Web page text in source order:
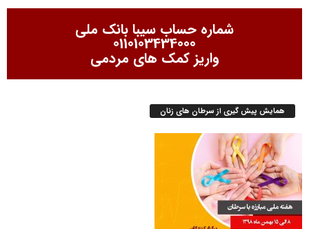
شماره حساب سیبا بانک ملی
0110103434000
واریز کمک های مردمی
همایش پیش گیری از سرطان های زنان